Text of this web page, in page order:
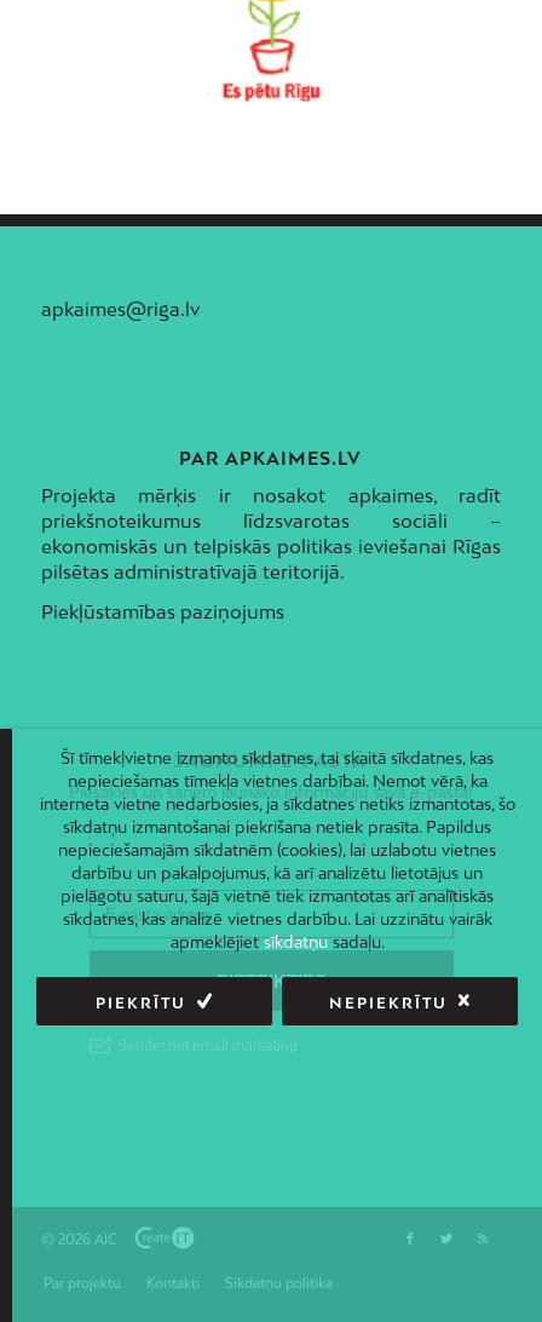
apkaimes@riga.lv
PAR APKAIMES.LV
Projekta mērķis ir nosakot apkaimes, radīt
priekšnoteikumus līdzsvarotas sociāli –
ekonomiskās un telpiskās politikas ieviešanai Rīgas
pilsētas administratīvajā teritorijā.
Piekļūstamības paziņojums
JAUNUMI E-PASTĀ
Piesakies un saņem jaunāko informāciju savā e-pastā!
© 2026 AIC
Par projektu Kontakti Sīkdatņu politika
Šī tīmekļvietne izmanto sīkdatnes, tai skaitā sīkdatnes, kas
nepieciešamas tīmekļa vietnes darbībai. Ņemot vērā, ka
interneta vietne nedarbosies, ja sīkdatnes netiks izmantotas, šo
sīkdatņu izmantošanai piekrišana netiek prasīta. Papildus
nepieciešamajām sīkdatnēm (cookies), lai uzlabotu vietnes
darbību un pakalpojumus, kā arī analizētu lietotājus un
pielāgotu saturu, šajā vietnē tiek izmantotas arī analītiskās
sīkdatnes, kas analizē vietnes darbību. Lai uzzinātu vairāk
apmeklējietsīkdatņusadaļu.
PIEKRĪTU NEPIEKRĪTU